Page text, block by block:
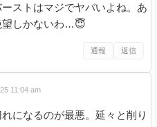
ストはマジでヤバいよね。あ
望しかないわ…😇
通報 返信
11:04 am
になるのが最悪。延々と削り